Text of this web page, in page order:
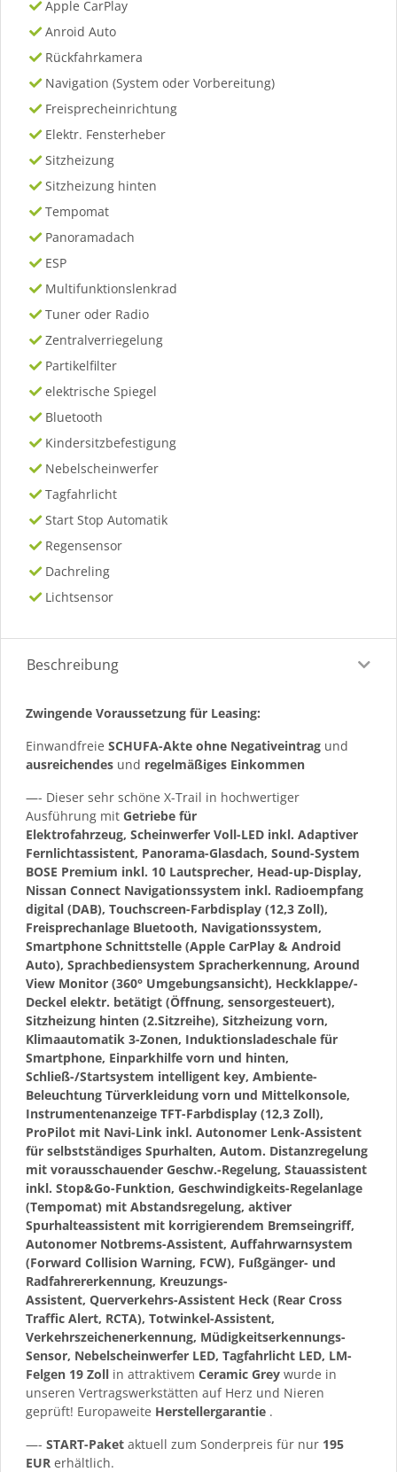
Apple CarPlay
Anroid Auto
Rückfahrkamera
Navigation (System oder Vorbereitung)
Freisprecheinrichtung
Elektr. Fensterheber
Sitzheizung
Sitzheizung hinten
Tempomat
Panoramadach
ESP
Multifunktionslenkrad
Tuner oder Radio
Zentralverriegelung
Partikelfilter
elektrische Spiegel
Bluetooth
Kindersitzbefestigung
Nebelscheinwerfer
Tagfahrlicht
Start Stop Automatik
Regensensor
Dachreling
Lichtsensor
Beschreibung
Zwingende Voraussetzung für Leasing:
Einwandfreie SCHUFA-Akte ohne Negativeintrag und
ausreichendes und regelmäßiges Einkommen
—- Dieser sehr schöne X-Trail in hochwertiger
Ausführung mit Getriebe für
Elektrofahrzeug, Scheinwerfer Voll-LED inkl. Adaptiver
Fernlichtassistent, Panorama-Glasdach, Sound-System
BOSE Premium inkl. 10 Lautsprecher, Head-up-Display,
Nissan Connect Navigationssystem inkl. Radioempfang
digital (DAB), Touchscreen-Farbdisplay (12,3 Zoll),
Freisprechanlage Bluetooth, Navigationssystem,
Smartphone Schnittstelle (Apple CarPlay & Android
Auto), Sprachbediensystem Spracherkennung, Around
View Monitor (360° Umgebungsansicht), Heckklappe/-
Deckel elektr. betätigt (Öffnung, sensorgesteuert),
Sitzheizung hinten (2.Sitzreihe), Sitzheizung vorn,
Klimaautomatik 3-Zonen, Induktionsladeschale für
Smartphone, Einparkhilfe vorn und hinten,
Schließ-/Startsystem intelligent key, Ambiente-
Beleuchtung Türverkleidung vorn und Mittelkonsole,
Instrumentenanzeige TFT-Farbdisplay (12,3 Zoll),
ProPilot mit Navi-Link inkl. Autonomer Lenk-Assistent
für selbstständiges Spurhalten, Autom. Distanzregelung
mit vorausschauender Geschw.-Regelung, Stauassistent
inkl. Stop&Go-Funktion, Geschwindigkeits-Regelanlage
(Tempomat) mit Abstandsregelung, aktiver
Spurhalteassistent mit korrigierendem Bremseingriff,
Autonomer Notbrems-Assistent, Auffahrwarnsystem
(Forward Collision Warning, FCW), Fußgänger- und
Radfahrererkennung, Kreuzungs-
Assistent, Querverkehrs-Assistent Heck (Rear Cross
Traffic Alert, RCTA), Totwinkel-Assistent,
Verkehrszeichenerkennung, Müdigkeitserkennungs-
Sensor, Nebelscheinwerfer LED, Tagfahrlicht LED, LM-
Felgen 19 Zoll in attraktivem Ceramic Grey wurde in
unseren Vertragswerkstätten auf Herz und Nieren
geprüft! Europaweite Herstellergarantie .
—- START-Paket aktuell zum Sonderpreis für nur 195
EUR erhältlich.